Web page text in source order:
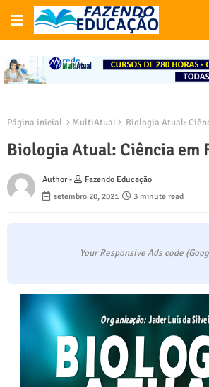
Página inicial MultiAtual Biologia Atual:
Biologia Atual: Ciência em
Author -
Fazendo Educação
setembro 20, 2021
3 minute read
Your Responsive Ads code